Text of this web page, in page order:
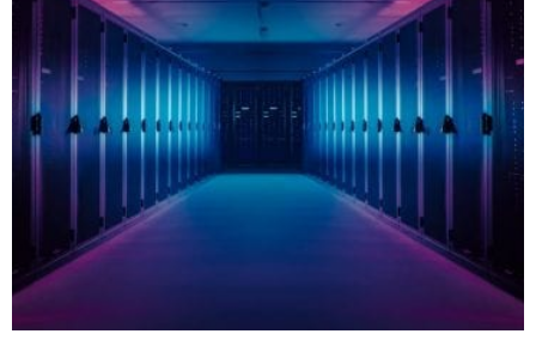
定是前者。 ▲ GPU 平行運算 vs CPU 序列運算,AI 工作負
載差距 10-100 倍 GPU主機與一般伺服器(CPU Server)的差
異 兩者的關係是分
成本最低，但效能也受其他網站影響。 用比喻來看：虛擬
主機像「分租公寓」、VPS 像「整層套房」、實體主機像
「獨棟透天厝」、雲端主機像「按需租用的飯店」。 4 種
主機類型對照 4 種主機類型一句話差別 共享虛擬主機：多
網站共用一台主機，月費 100–500 元 VPS 主機：虛擬切
割但獨立資源，月費 600–3,000 元 實體主機：整台機器專
屬，月費 5,000+ 元 雲端主機：按用量計，依流量自動擴充
▲ 4 種主機適合不同規模的網站，選對省最多錢 各類主機
的優缺點 類型 優點 缺點 適合對象 共享虛擬主機 便宜、易